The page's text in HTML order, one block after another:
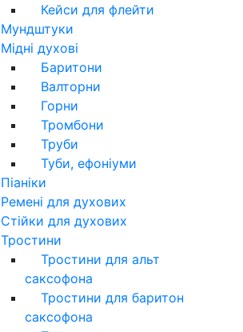
Кейси для флейти
Мундштуки
Мідні духові
Баритони
Валторни
Горни
Тромбони
Труби
Туби, ефоніуми
Піаніки
Ремені для духових
Стійки для духових
Тростини
Тростини для альт
саксофона
Тростини для баритон
саксофона